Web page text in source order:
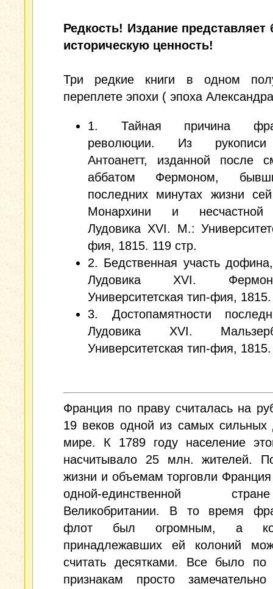
Редкость! Издание
историческую ценность!
Три редкие книги в одном
переплете эпохи ( эпоха
1. Тайная причина
революции. Из
Антоанетт, изданной после
аббатом Фермоном,
последних минутах жизни
Монархини и несчастной
Лудовика XVI. М.:
фия, 1815. 119 стр.
2. Бедственная участь
Лудовика XVI.
Университетская тип-фия,
3. Достопамятности
Лудовика XVI.
Университетская тип-фия,
Франция по праву считалась на
19 веков одной из самых сильных
мире. К 1789 году население
насчитывало 25 млн. жителей.
жизни и объемам торговли Франция
одной-единственной
Великобритании. В то время
флот был огромным, а
принадлежавших ей колоний
считать десятками. Все было
признакам просто